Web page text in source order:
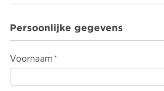
Persoonlijke gegevens
Voornaam